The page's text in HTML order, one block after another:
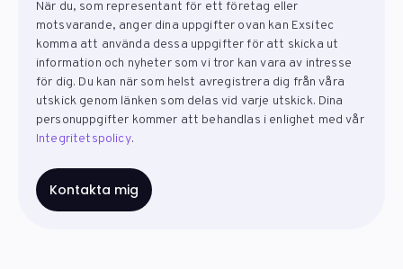
När du, som representant för ett företag eller
motsvarande, anger dina uppgifter ovan kan Exsitec
komma att använda dessa uppgifter för att skicka ut
information och nyheter som vi tror kan vara av intresse
för dig. Du kan när som helst avregistrera dig från våra
utskick genom länken som delas vid varje utskick. Dina
personuppgifter kommer att behandlas i enlighet med vår
Integritetspolicy.